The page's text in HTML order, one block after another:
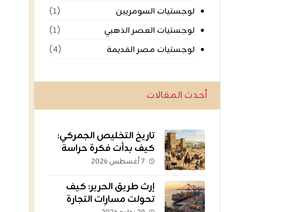
لوجستيات السومريين
(١)
لوجستيات العصر الذهبي
(١)
لوجستيات مصر القديمة
(٤)
أحدث المقالات
تاريخ التخليص الجمركي:
كيف بدأت فكرة حراسة
الثروات عبر الحدود؟
٧ أغسطس ٢٠٢٦
إرث طريق الحرير: كيف
تحولت مسارات التجارة